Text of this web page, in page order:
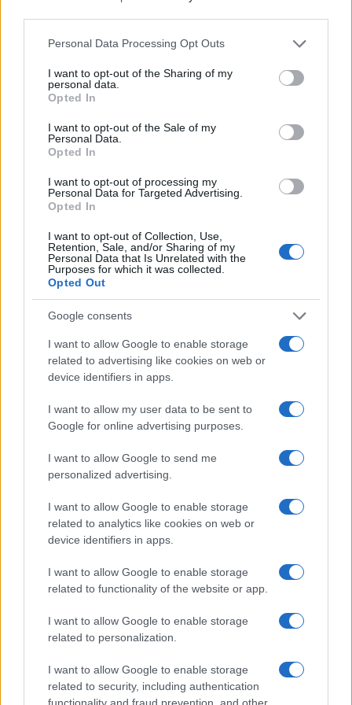
Please note that this website/app uses one or more Google
not limited to your visit or usage behaviour. You may click to
grant or deny consent to Google and its third-party tags to
use your data for below specified purposes in below Google
consent section.
Personal Data Processing Opt Outs
I want to opt-out of the Sharing of my
personal data.
Opted In
I want to opt-out of the Sale of my
Personal Data.
Opted In
I want to opt-out of processing my
Personal Data for Targeted Advertising.
Opted In
I want to opt-out of Collection, Use,
Retention, Sale, and/or Sharing of my
Personal Data that Is Unrelated with the
Purposes for which it was collected.
Opted Out
Google consents
I want to allow Google to enable storage
related to advertising like cookies on web or
device identifiers in apps.
I want to allow my user data to be sent to
Google for online advertising purposes.
I want to allow Google to send me
personalized advertising.
I want to allow Google to enable storage
related to analytics like cookies on web or
device identifiers in apps.
I want to allow Google to enable storage
related to functionality of the website or app.
I want to allow Google to enable storage
related to personalization.
I want to allow Google to enable storage
related to security, including authentication
functionality and fraud prevention, and other
de nuestro correo electrónico:
La identificación del responsable del tratamiento
de datos es crucial para mantener la confianza
con CIF/NIF: A07080807, se ubica en Avda. Josep
A. Clavé, 28, 07702 Maó, Menorca, España. Para
cualquier consulta, puede contactarnos a través
de nuestro correo electrónico:
AUTOR
Staff